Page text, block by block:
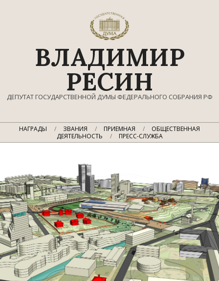
ВЛАДИМИР
РЕСИН
ДЕПУТАТ ГОСУДАРСТВЕННОЙ ДУМЫ ФЕДЕРАЛЬНОГО СОБРАНИЯ РФ
Главное
НАГРАДЫ ЗВАНИЯ ПРИЕМНАЯ
ОБЩЕСТВЕННАЯ
ДЕЯТЕЛЬНОСТЬ
ПРЕСС-СЛУЖБА